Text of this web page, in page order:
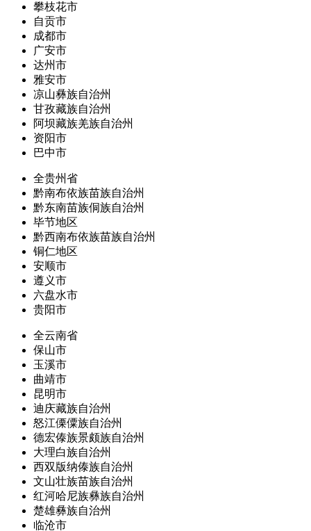
攀枝花市
自贡市
成都市
广安市
达州市
雅安市
凉山彝族自治州
甘孜藏族自治州
阿坝藏族羌族自治州
资阳市
巴中市
全贵州省
黔南布依族苗族自治州
黔东南苗族侗族自治州
毕节地区
黔西南布依族苗族自治州
铜仁地区
安顺市
遵义市
六盘水市
贵阳市
全云南省
保山市
玉溪市
曲靖市
昆明市
迪庆藏族自治州
怒江傈僳族自治州
德宏傣族景颇族自治州
大理白族自治州
西双版纳傣族自治州
文山壮族苗族自治州
红河哈尼族彝族自治州
楚雄彝族自治州
临沧市